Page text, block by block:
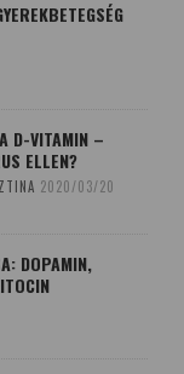
D-VITAMIN –
ELLEN?
2020/03/20
DOPAMIN,